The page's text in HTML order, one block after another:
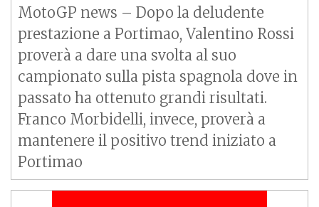
MotoGP news – Dopo la deludente
prestazione a Portimao, Valentino Rossi
proverà a dare una svolta al suo
campionato sulla pista spagnola dove in
passato ha ottenuto grandi risultati.
Franco Morbidelli, invece, proverà a
mantenere il positivo trend iniziato a
Portimao